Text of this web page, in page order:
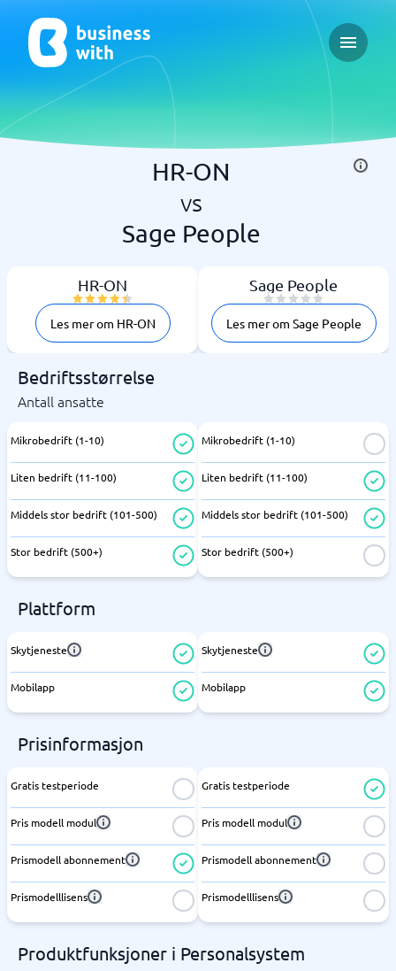
Open
HR-ON
vs
Sage People
HR-ON
Les mer om HR-ON
Sage People
Les mer om Sage People
Bedriftsstørrelse
Antall ansatte
Mikrobedrift (1-10)
Liten bedrift (11-100)
Middels stor bedrift (101-500)
Stor bedrift (500+)
Mikrobedrift (1-10)
Liten bedrift (11-100)
Middels stor bedrift (101-500)
Stor bedrift (500+)
Plattform
Skytjeneste
Mobilapp
Skytjeneste
Mobilapp
Prisinformasjon
Gratis testperiode
Pris modell modul
Prismodell abonnement
Prismodelllisens
Gratis testperiode
Pris modell modul
Prismodell abonnement
Prismodelllisens
Produktfunksjoner i Personalsystem